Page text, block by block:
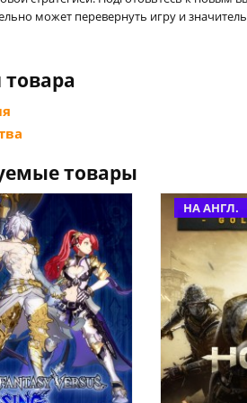
может перевернуть игру и
товара
товары
НА АНГЛ.